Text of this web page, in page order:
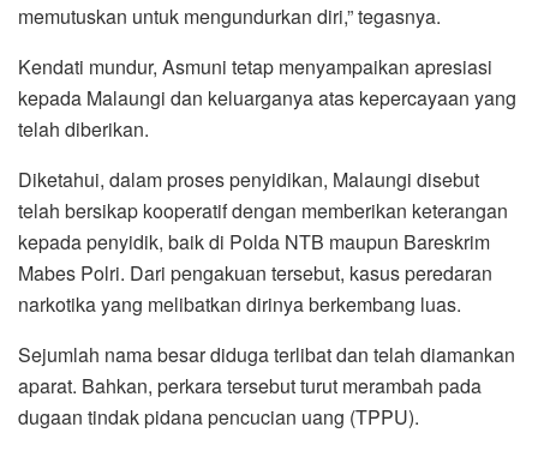
memutuskan untuk mengundurkan diri,” tegasnya.
Kendati mundur, Asmuni tetap menyampaikan apresiasi
kepada Malaungi dan keluarganya atas kepercayaan yang
telah diberikan.
Diketahui, dalam proses penyidikan, Malaungi disebut
telah bersikap kooperatif dengan memberikan keterangan
kepada penyidik, baik di Polda NTB maupun Bareskrim
Mabes Polri. Dari pengakuan tersebut, kasus peredaran
narkotika yang melibatkan dirinya berkembang luas.
Sejumlah nama besar diduga terlibat dan telah diamankan
aparat. Bahkan, perkara tersebut turut merambah pada
dugaan tindak pidana pencucian uang (TPPU).